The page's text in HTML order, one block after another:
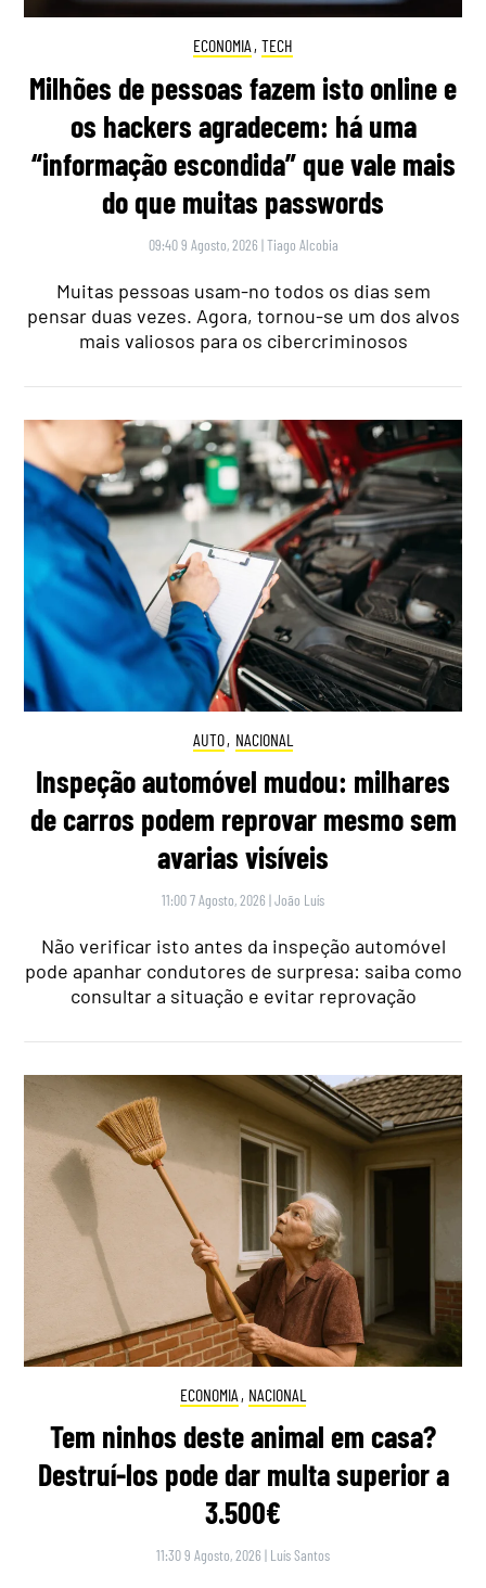
ECONOMIA , TECH
Milhões de pessoas fazem isto online e
os hackers agradecem: há uma
“informação escondida” que vale mais
do que muitas passwords
09:40 9 Agosto, 2026 |Tiago Alcobia
Muitas pessoas usam-no todos os dias sem
pensar duas vezes. Agora, tornou-se um dos alvos
mais valiosos para os cibercriminosos
AUTO, NACIONAL
Inspeção automóvel mudou: milhares
de carros podem reprovar mesmo sem
avarias visíveis
11:00 7 Agosto, 2026 |João Luís
Não verificar isto antes da inspeção automóvel
pode apanhar condutores de surpresa: saiba como
consultar a situação e evitar reprovação
ECONOMIA , NACIONAL
Tem ninhos deste animal em casa?
Destruí-los pode dar multa superior a
3.500€
11:30 9 Agosto, 2026 | Luís Santos